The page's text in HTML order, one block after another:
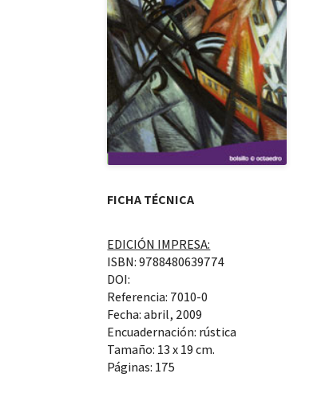
FICHA TÉCNICA
EDICIÓN IMPRESA:
ISBN: 9788480639774
DOI:
Referencia: 7010-0
Fecha: abril, 2009
Encuadernación: rústica
Tamaño: 13 x 19 cm.
Páginas: 175